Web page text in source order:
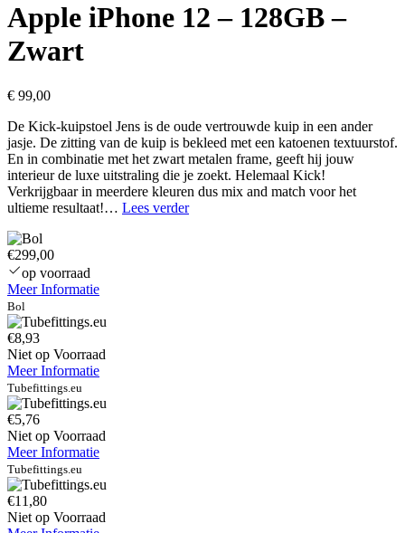
Apple iPhone 12 – 128GB –
Zwart
€ 99,00
De Kick-kuipstoel Jens is de oude vertrouwde kuip in een ander
jasje. De zitting van de kuip is bekleed met een katoenen textuurstof.
En in combinatie met het zwart metalen frame, geeft hij jouw
interieur de luxe uitstraling die je zoekt. Helemaal Kick!
Verkrijgbaar in meerdere kleuren dus mix and match voor het
ultieme resultaat!… Lees verderApple
€299,00
op voorraad
Meer Informatie
Bol
€8,93
Niet op Voorraad
Meer Informatie
Tubefittings.eu
€5,76
Niet op Voorraad
Meer Informatie
Tubefittings.eu
€11,80
Niet op Voorraad